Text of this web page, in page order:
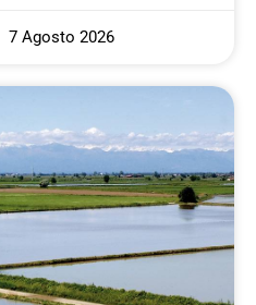
7 Agosto 2026